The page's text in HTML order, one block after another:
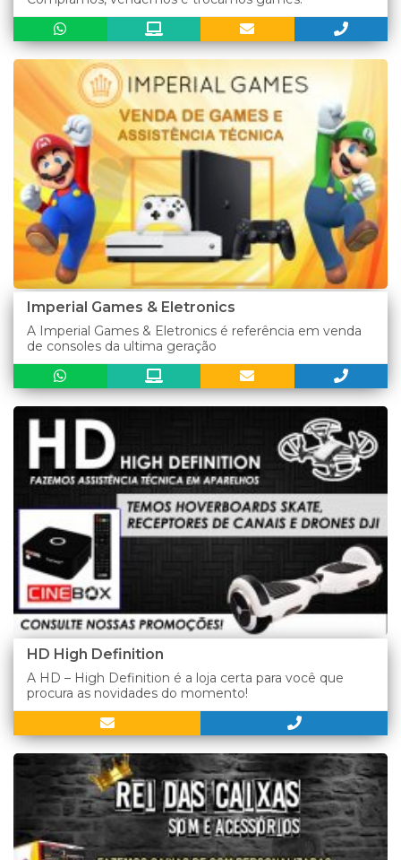
Imperial Games & Eletronics
A Imperial Games & Eletronics é referência em venda
de consoles da ultima geração
HD High Definition
A HD – High Definition é a loja certa para você que
procura as novidades do momento!